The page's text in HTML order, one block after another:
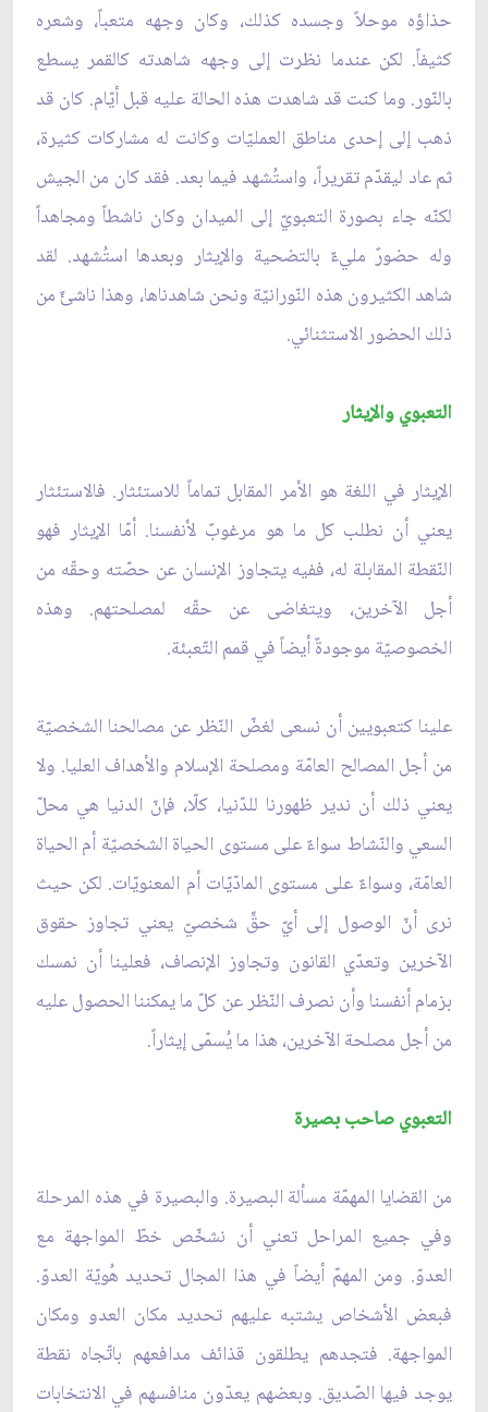
حذاؤه موحلاً وجسده كذلك، وكان وجهه متعباً، وشعره
كثيفاً. لكن عندما نظرت إلى وجهه شاهدته كالقمر يسطع
بالنّور. وما كنت قد شاهدت هذه الحالة عليه قبل أيّام. كان قد
ذهب إلى إحدى مناطق العمليّات وكانت له مشاركات كثيرة،
ثم عاد ليقدّم تقريراً، واستُشهد فيما بعد. فقد كان من الجيش
لكنّه جاء بصورة التعبويّ إلى الميدان وكان ناشطاً ومجاهداً
وله حضورٌ مليءٌ بالتضحية والإيثار وبعدها استُشهد. لقد
شاهد الكثيرون هذه النّورانيّة ونحن شاهدناها، وهذا ناشئٌ من
ذلك الحضور الاستثنائي.
التعبوي والإيثار
الإيثار في اللغة هو الأمر المقابل تماماً للاستئثار. فالاستئثار
يعني أن نطلب كل ما هو مرغوبٌ لأنفسنا. أمّا الإيثار فهو
النّقطة المقابلة له، ففيه يتجاوز الإنسان عن حصّته وحقّه من
أجل الآخرين، ويتغاضى عن حقّه لمصلحتهم. وهذه
الخصوصيّة موجودةٌ أيضاً في قمم التّعبئة.
علينا كتعبويين أن نسعى لغضّ النّظر عن مصالحنا الشخصيّة
من أجل المصالح العامّة ومصلحة الإسلام والأهداف العليا. ولا
يعني ذلك أن ندير ظهورنا للدّنيا، كلّا، فإنّ الدنيا هي محلّ
السعي والنّشاط سواءٌ على مستوى الحياة الشخصيّة أم الحياة
العامّة، وسواءٌ على مستوى المادّيّات أم المعنويّات. لكن حيث
نرى أنّ الوصول إلى أيّ حقٍّ شخصيّ يعني تجاوز حقوق
الآخرين وتعدّي القانون وتجاوز الإنصاف، فعلينا أن نمسك
بزمام أنفسنا وأن نصرف النّظر عن كلّ ما يمكننا الحصول عليه
من أجل مصلحة الآخرين، هذا ما يُسمّى إيثاراً.
التعبوي صاحب بصيرة
من القضايا المهمّة مسألة البصيرة. والبصيرة في هذه المرحلة
وفي جميع المراحل تعني أن نشخّص خطّ المواجهة مع
العدوّ. ومن المهمّ أيضاً في هذا المجال تحديد هُويّة العدوّ.
فبعض الأشخاص يشتبه عليهم تحديد مكان العدو ومكان
المواجهة. فتجدهم يطلقون قذائف مدافعهم باتّجاه نقطة
يوجد فيها الصّديق. وبعضهم يعدّون منافسهم في الانتخابات